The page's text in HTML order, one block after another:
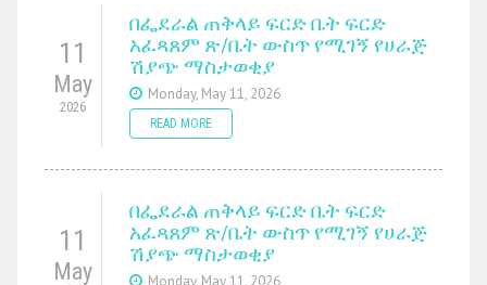
11
May
2026
በፌደራል ጠቅላይ ፍርድ ቤት ፍርድ
አፈጻጸም ጽ/ቤት ውስጥ የሚገኝ የሀራጅ
ሽያጭ ማስታወቂያ
Monday, May 11, 2026
READ MORE
11
May
በፌደራል ጠቅላይ ፍርድ ቤት ፍርድ
አፈጻጸም ጽ/ቤት ውስጥ የሚገኝ የሀራጅ
ሽያጭ ማስታወቂያ
Monday, May 11, 2026